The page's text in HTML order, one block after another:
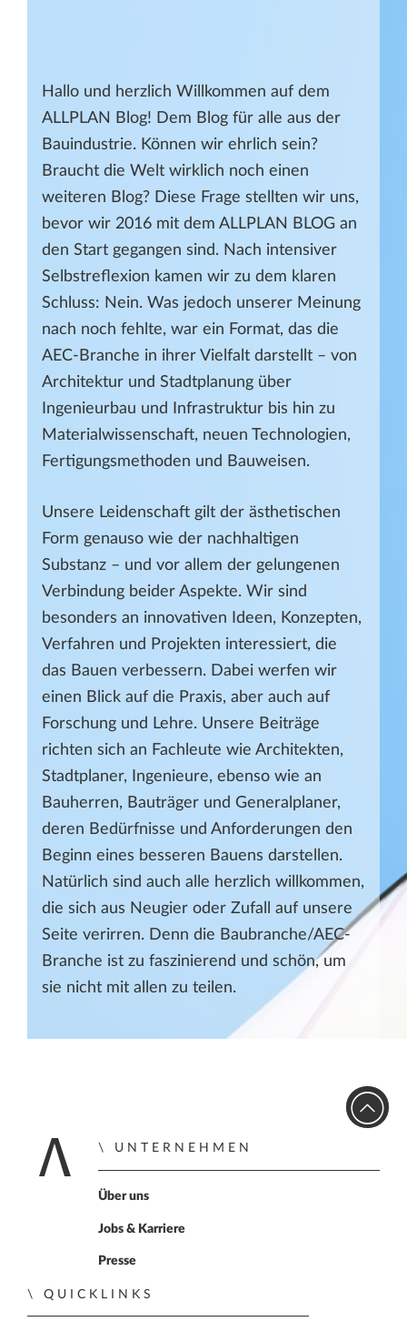
Hallo und herzlich Willkommen auf dem
ALLPLAN Blog! Dem Blog für alle aus der
Bauindustrie. Können wir ehrlich sein?
Braucht die Welt wirklich noch einen
weiteren Blog? Diese Frage stellten wir uns,
bevor wir 2016 mit dem ALLPLAN BLOG an
den Start gegangen sind. Nach intensiver
Selbstreflexion kamen wir zu dem klaren
Schluss: Nein. Was jedoch unserer Meinung
nach noch fehlte, war ein Format, das die
AEC-Branche in ihrer Vielfalt darstellt – von
Architektur und Stadtplanung über
Ingenieurbau und Infrastruktur bis hin zu
Materialwissenschaft, neuen Technologien,
Fertigungsmethoden und Bauweisen.
Unsere Leidenschaft gilt der ästhetischen
Form genauso wie der nachhaltigen
Substanz – und vor allem der gelungenen
Verbindung beider Aspekte. Wir sind
besonders an innovativen Ideen, Konzepten,
Verfahren und Projekten interessiert, die
das Bauen verbessern. Dabei werfen wir
einen Blick auf die Praxis, aber auch auf
Forschung und Lehre. Unsere Beiträge
richten sich an Fachleute wie Architekten,
Stadtplaner, Ingenieure, ebenso wie an
Bauherren, Bauträger und Generalplaner,
deren Bedürfnisse und Anforderungen den
Beginn eines besseren Bauens darstellen.
Natürlich sind auch alle herzlich willkommen,
die sich aus Neugier oder Zufall auf unsere
Seite verirren. Denn die Baubranche/AEC-
Branche ist zu faszinierend und schön, um
sie nicht mit allen zu teilen.
Home
UNTERNEHMEN
Über uns
Jobs & Karriere
Presse
QUICKLINKS